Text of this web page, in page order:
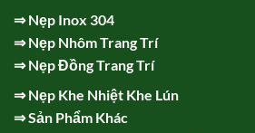
⇒Nẹp Inox 304
⇒Nẹp Nhôm Trang Trí
⇒Nẹp Đồng Trang Trí
⇒Nẹp Khe Nhiệt Khe Lún
⇒Sản Phẩm Khác